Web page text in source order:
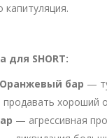
для SHORT:
бар —
продавать хороший
— агрессивная